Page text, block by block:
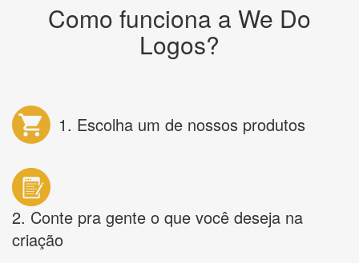
Como funciona a We Do
Logos?
1. Escolha um de nossos produtos
2. Conte pra gente o que você deseja na
criação